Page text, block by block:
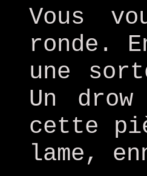
Vous
ronde.
une
Un
cette
lame,